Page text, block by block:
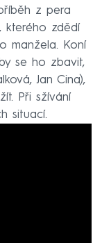
z pera
kterého zdědí
manžela. Koní
se ho zbavit,
Jan Cina),
Při sžívání
situací.